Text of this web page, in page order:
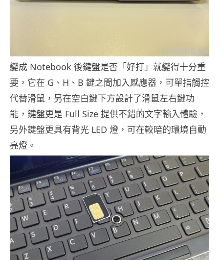
變成 Notebook 後鍵盤是否「好打」就變得十分重
要，它在 G、H、B 鍵之間加入感應器，可單指觸控
代替滑鼠，另在空白鍵下方設計了滑鼠左右鍵功
能，鍵盤更是 Full Size 提供不錯的文字輸入體驗，
另外鍵盤更具有背光 LED 燈，可在較暗的環境自動
亮燈。